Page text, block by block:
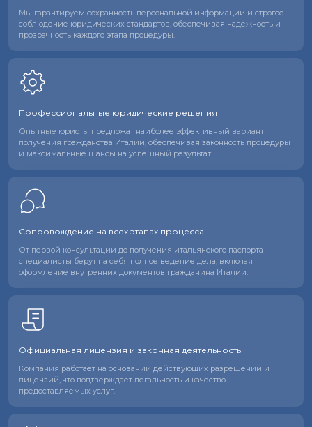
Мы гарантируем сохранность персональной информации и строгое
соблюдение юридических стандартов, обеспечивая надежность и
прозрачность каждого этапа процедуры.
Профессиональные юридические решения
Опытные юристы предложат наиболее эффективный вариант
получения гражданства Италии, обеспечивая законность процедуры
и максимальные шансы на успешный результат.
Сопровождение на всех этапах процесса
От первой консультации до получения итальянского паспорта
специалисты берут на себя полное ведение дела, включая
оформление внутренних документов гражданина Италии.
Официальная лицензия и законная деятельность
Компания работает на основании действующих разрешений и
лицензий, что подтверждает легальность и качество
предоставляемых услуг.